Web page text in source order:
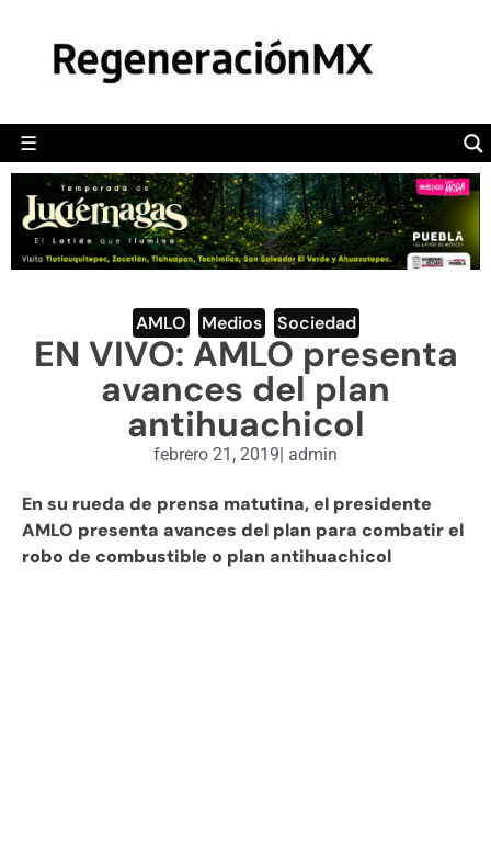
☰
POLÍTICA
CAMALEÓN
OPINIÓN
DEPORTES
ENGLISH SECTION
VIDEOS
AMLO Medios Sociedad
EN VIVO: AMLO presenta
avances del plan
antihuachicol
febrero 21, 2019| admin
En su rueda de prensa matutina, el presidente
AMLO presenta avances del plan para combatir el
robo de combustible o plan antihuachicol